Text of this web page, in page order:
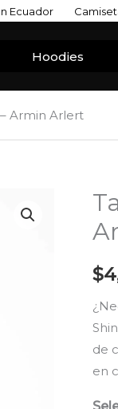
Ecuador
Hoodies
Armin Arlert
$
de
en
Taza
de
a
los
-